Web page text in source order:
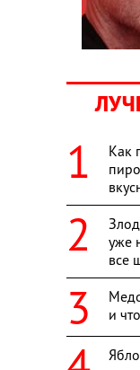
Как
уже
все
и